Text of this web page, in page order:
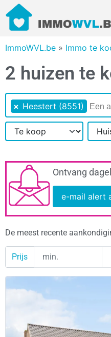
ImmoWVL.be » Immo te
2 huizen te
× Heestert (8551)
Ontvang
e-mail alert
De meest recente
Prijs